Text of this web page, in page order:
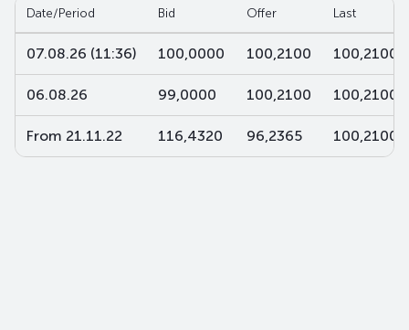
Date/Period Bid Offer Last
07.08.26 (11:36) 100,0000 100,2100 100,2100
06.08.26 99,0000 100,2100 100,2100
From 21.11.22 116,4320 96,2365 100,2100